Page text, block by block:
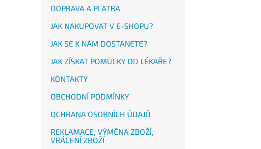
DOPRAVA A PLATBA
JAK NAKUPOVAT V E-SHOPU?
JAK SE K NÁM DOSTANETE?
JAK ZÍSKAT POMŮCKY OD LÉKAŘE?
KONTAKTY
OBCHODNÍ PODMÍNKY
OCHRANA OSOBNÍCH ÚDAJŮ
REKLAMACE, VÝMĚNA ZBOŽÍ,
VRÁCENÍ ZBOŽÍ